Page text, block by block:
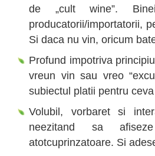
de „cult wine”.
producatorii/importatorii,
Si daca nu vin, oricum
Profund impotriva
vreun vin sau vreo
subiectul platii pentru
Volubil, vorbaret si
neezitand sa
atotcuprinzatoare. Si